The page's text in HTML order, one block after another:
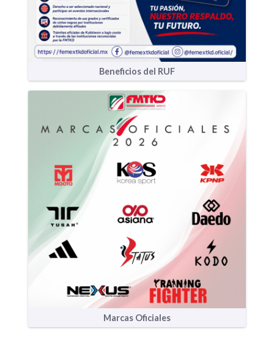
Beneficios del RUF
Marcas Oficiales